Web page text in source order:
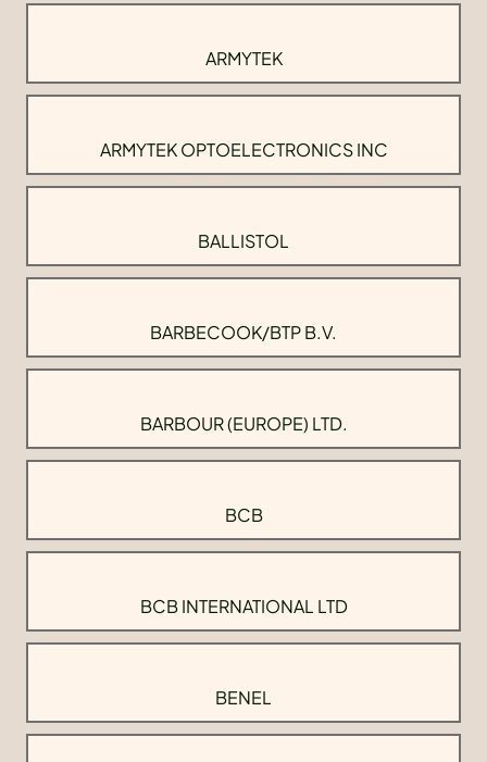
ARMYTEK
ARMYTEK OPTOELECTRONICS INC
BALLISTOL
BARBECOOK/BTP B.V.
BARBOUR (EUROPE) LTD.
BCB
BCB INTERNATIONAL LTD
BENEL